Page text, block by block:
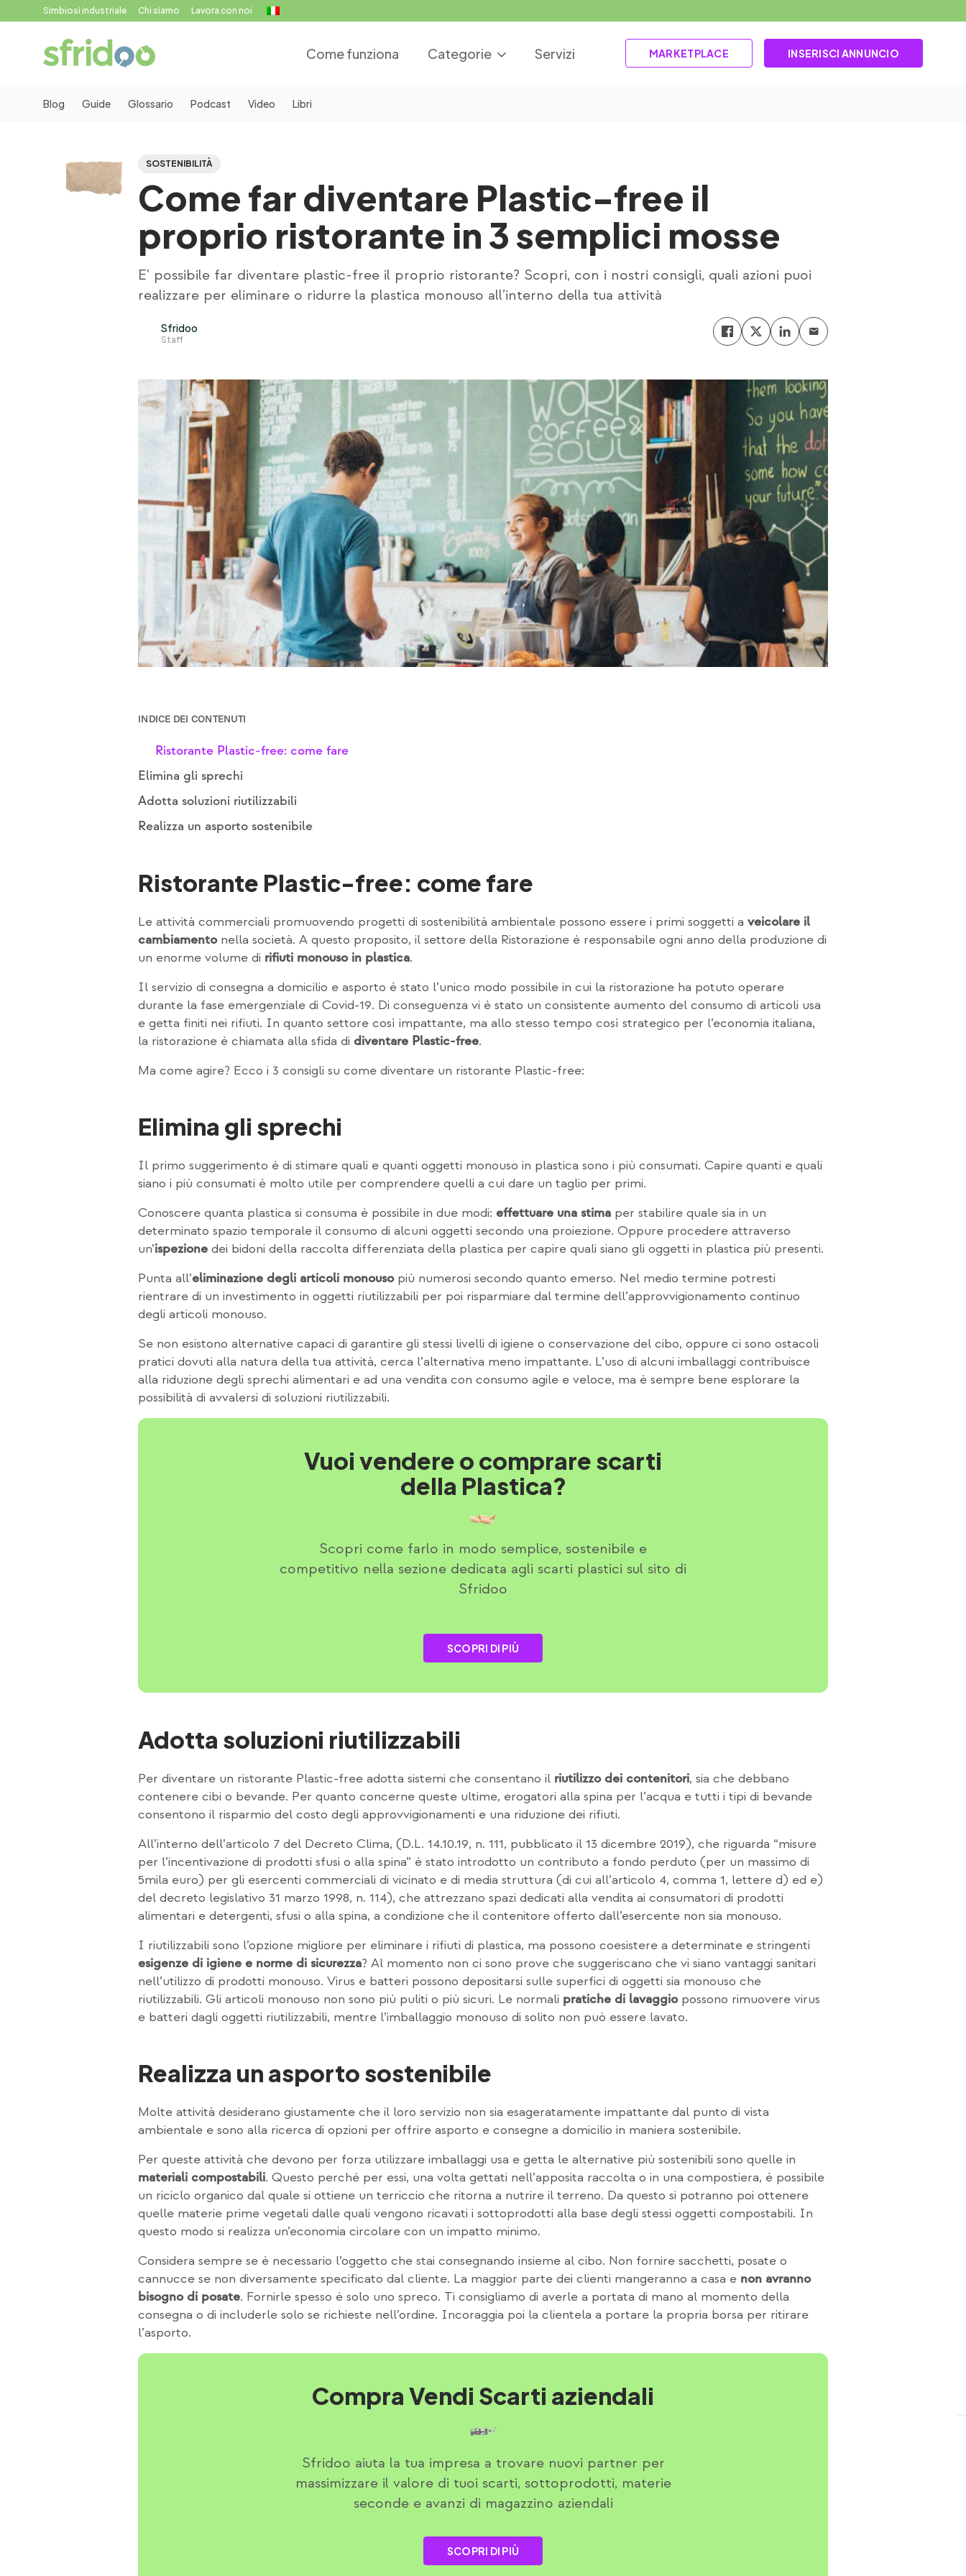
Simbiosi industriale Chi siamo Lavora con noi
Come funziona Categorie Servizi MARKETPLACE INSERISCI ANNUNCIO
Blog Guide Glossario Podcast Video Libri
SOSTENIBILITÀ
Come far diventare Plastic-free il
proprio ristorante in 3 semplici mosse
E' possibile far diventare plastic-free il proprio ristorante? Scopri, con i nostri consigli, quali azioni puoi
realizzare per eliminare o ridurre la plastica monouso all’interno della tua attività
Sfridoo
Staff
INDICE DEI CONTENUTI
Ristorante Plastic-free: come fare
Elimina gli sprechi
Adotta soluzioni riutilizzabili
Realizza un asporto sostenibile
Ristorante Plastic-free: come fare
Le attività commerciali promuovendo progetti di sostenibilità ambientale possono essere i primi soggetti a veicolare il
cambiamentonella società. A questo proposito, il settore della Ristorazione è responsabile ogni anno della produzione di
un enorme volume di rifiuti monouso in plastica.
Il servizio di consegna a domicilio e asporto è stato l’unico modo possibile in cui la ristorazione ha potuto operare
durante la fase emergenziale di Covid-19. Di conseguenza vi è stato un consistente aumento del consumo di articoli usa
e getta finiti nei rifiuti. In quanto settore così impattante, ma allo stesso tempo così strategico per l’economia italiana,
la ristorazione è chiamata alla sfida di diventare Plastic-free.
Ma come agire? Ecco i 3 consigli su come diventare un ristorante Plastic-free:
Elimina gli sprechi
Il primo suggerimento è di stimare quali e quanti oggetti monouso in plastica sono i più consumati. Capire quanti e quali
siano i più consumati è molto utile per comprendere quelli a cui dare un taglio per primi.
Conoscere quanta plastica si consuma è possibile in due modi: effettuare una stima per stabilire quale sia in un
determinato spazio temporale il consumo di alcuni oggetti secondo una proiezione. Oppure procedere attraverso
un’ispezione dei bidoni della raccolta differenziata della plastica per capire quali siano gli oggetti in plastica più presenti.
Punta all’eliminazione degli articoli monousopiù numerosi secondo quanto emerso. Nel medio termine potresti
rientrare di un investimento in oggetti riutilizzabili per poi risparmiare dal termine dell’approvvigionamento continuo
degli articoli monouso.
Se non esistono alternative capaci di garantire gli stessi livelli di igiene o conservazione del cibo, oppure ci sono ostacoli
pratici dovuti alla natura della tua attività, cerca l’alternativa meno impattante. L’uso di alcuni imballaggi contribuisce
alla riduzione degli sprechi alimentari e ad una vendita con consumo agile e veloce, ma è sempre bene esplorare la
possibilità di avvalersi di soluzioni riutilizzabili.
Vuoi vendere o comprare scarti
della Plastica?
Scopri come farlo in modo semplice, sostenibile e
competitivo nella sezione dedicata agli scarti plastici sul sito di
Sfridoo
SCOPRI DI PIÙ
Adotta soluzioni riutilizzabili
Per diventare un ristorante Plastic-free adotta sistemi che consentano il riutilizzo dei contenitori, sia che debbano
contenere cibi o bevande. Per quanto concerne queste ultime, erogatori alla spina per l’acqua e tutti i tipi di bevande
consentono il risparmio del costo degli approvvigionamenti e una riduzione dei rifiuti.
All’interno dell’articolo 7 del Decreto Clima, (D.L. 14.10.19, n. 111, pubblicato il 13 dicembre 2019), che riguarda “misure
per l’incentivazione di prodotti sfusi o alla spina” è stato introdotto un contributo a fondo perduto (per un massimo di
5mila euro) per gli esercenti commerciali di vicinato e di media struttura (di cui all’articolo 4, comma 1, lettere d) ed e)
del decreto legislativo 31 marzo 1998, n. 114), che attrezzano spazi dedicati alla vendita ai consumatori di prodotti
alimentari e detergenti, sfusi o alla spina, a condizione che il contenitore offerto dall’esercente non sia monouso.
I riutilizzabili sono l’opzione migliore per eliminare i rifiuti di plastica, ma possono coesistere a determinate e stringenti
esigenze di igiene e norme di sicurezza? Al momento non ci sono prove che suggeriscano che vi siano vantaggi sanitari
nell’utilizzo di prodotti monouso. Virus e batteri possono depositarsi sulle superfici di oggetti sia monouso che
riutilizzabili. Gli articoli monouso non sono più puliti o più sicuri. Le normali pratiche di lavaggiopossono rimuovere virus
e batteri dagli oggetti riutilizzabili, mentre l’imballaggio monouso di solito non può essere lavato.
Realizza un asporto sostenibile
Molte attività desiderano giustamente che il loro servizio non sia esageratamente impattante dal punto di vista
ambientale e sono alla ricerca di opzioni per offrire asporto e consegne a domicilio in maniera sostenibile.
Per queste attività che devono per forza utilizzare imballaggi usa e getta le alternative più sostenibili sono quelle in
materiali compostabili. Questo perché per essi, una volta gettati nell’apposita raccolta o in una compostiera, è possibile
un riciclo organico dal quale si ottiene un terriccio che ritorna a nutrire il terreno. Da questo si potranno poi ottenere
quelle materie prime vegetali dalle quali vengono ricavati i sottoprodotti alla base degli stessi oggetti compostabili. In
questo modo si realizza un’economia circolare con un impatto minimo.
Considera sempre se è necessario l’oggetto che stai consegnando insieme al cibo. Non fornire sacchetti, posate o
cannucce se non diversamente specificato dal cliente. La maggior parte dei clienti mangeranno a casa e non avranno
bisogno di posate. Fornirle spesso è solo uno spreco. Ti consigliamo di averle a portata di mano al momento della
consegna o di includerle solo se richieste nell’ordine. Incoraggia poi la clientela a portare la propria borsa per ritirare
l’asporto.
Compra Vendi Scarti aziendali
Sfridoo aiuta la tua impresa a trovare nuovi partner per
massimizzare il valore di tuoi scarti, sottoprodotti, materie
seconde e avanzi di magazzino aziendali
SCOPRI DI PIÙ